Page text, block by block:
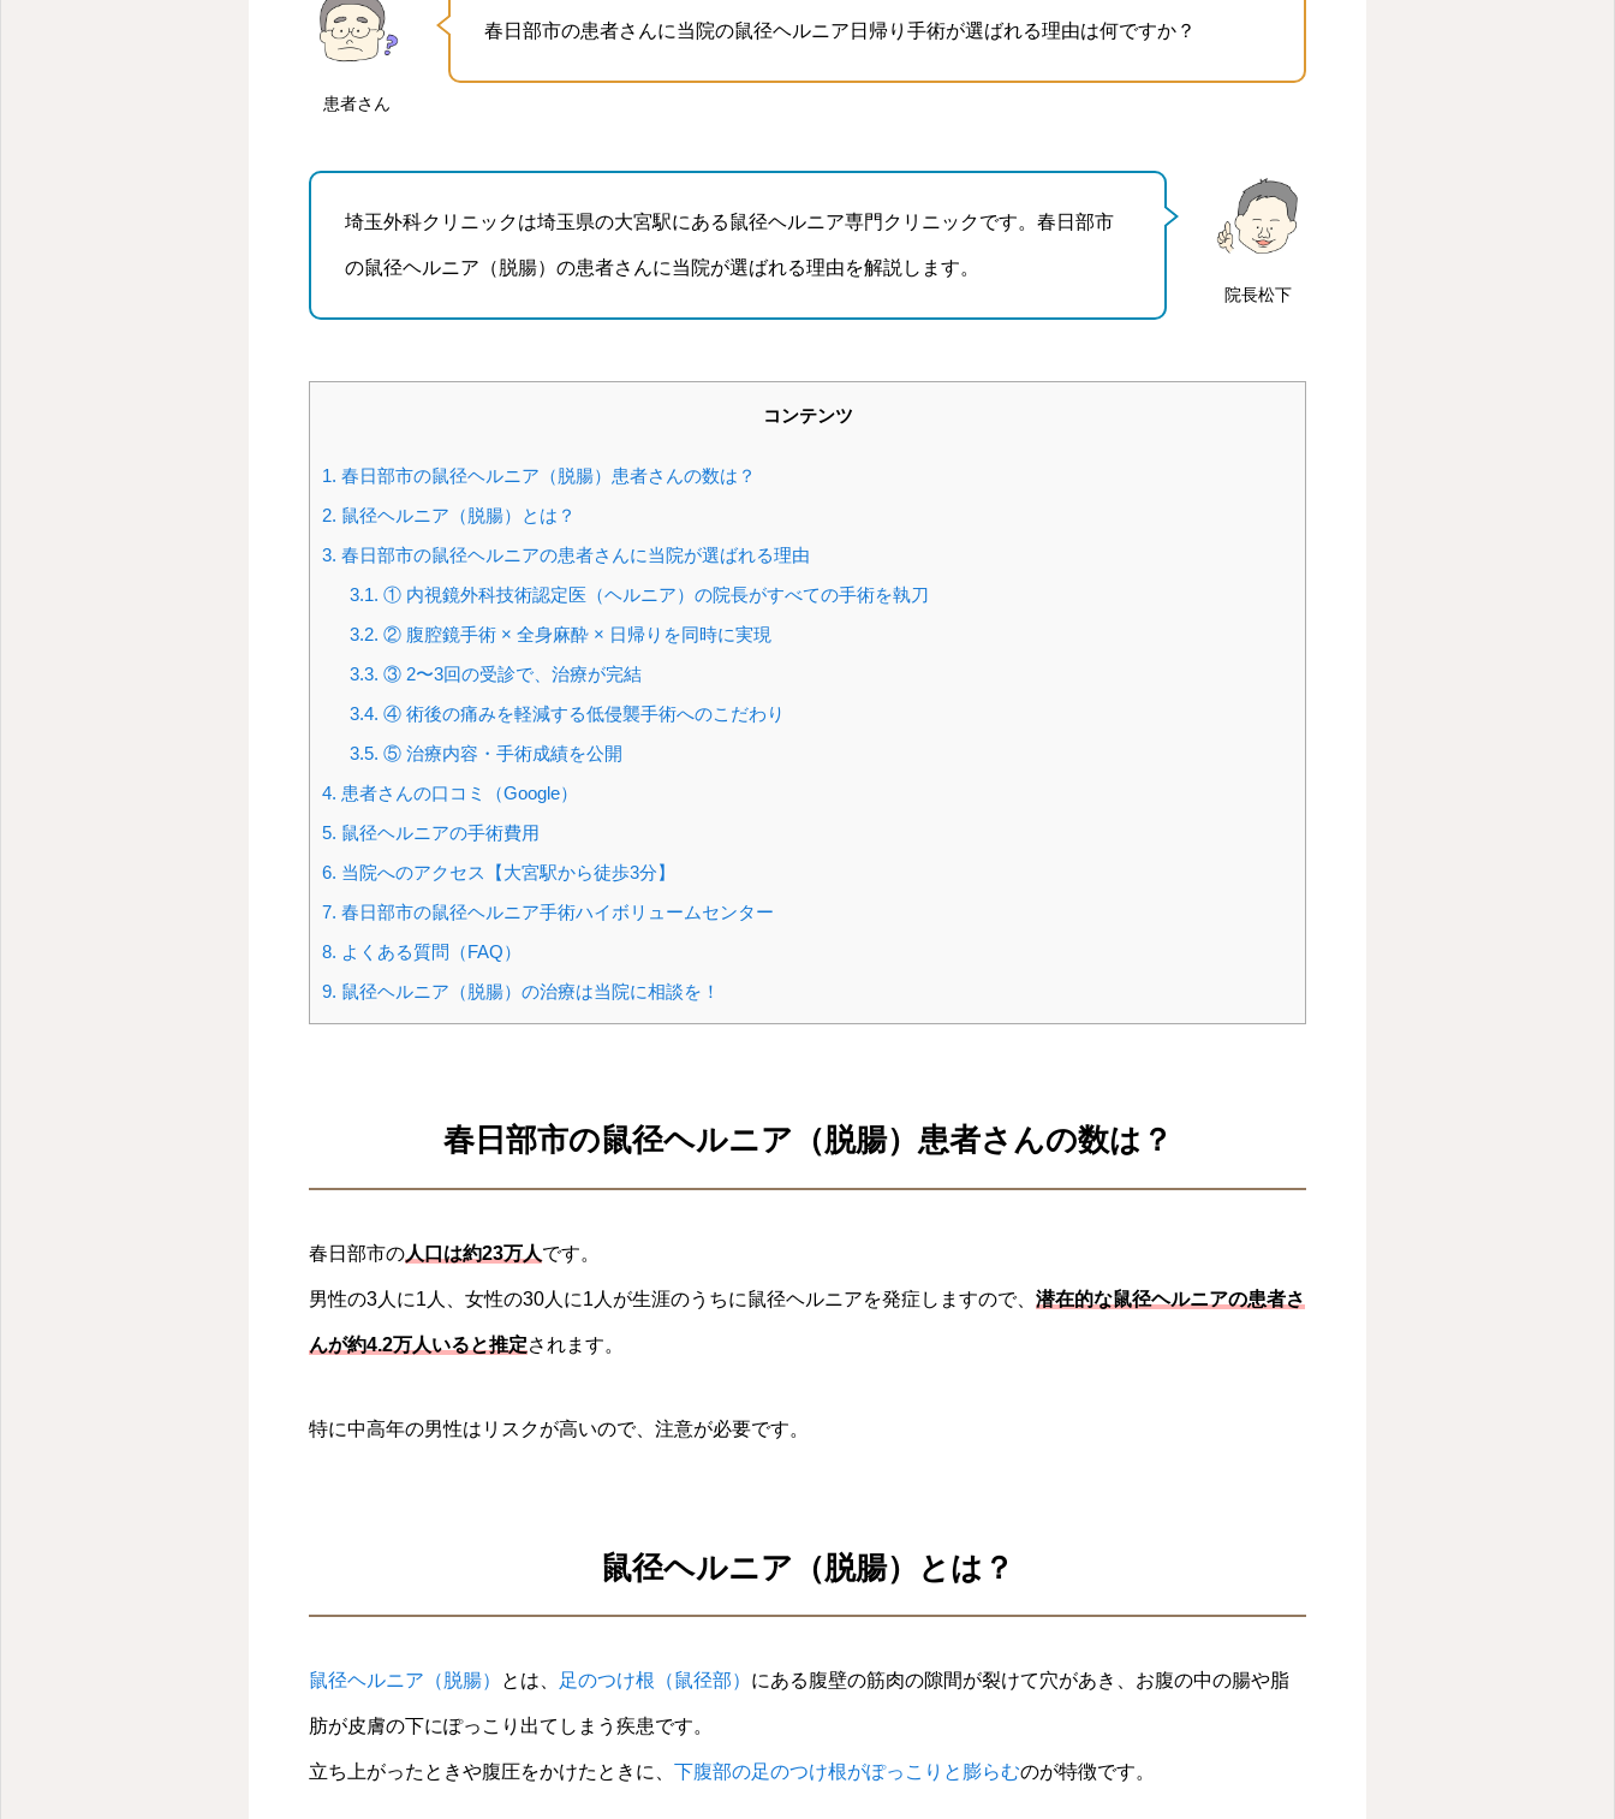
患者さん
春日部市の患者さんに当院の鼠径ヘルニア日帰り手術が選ばれる理由は何ですか？
院長松下
埼玉外科クリニックは埼玉県の大宮駅にある鼠径ヘルニア専門クリニックです。春日部市
の鼠径ヘルニア（脱腸）の患者さんに当院が選ばれる理由を解説します。
コンテンツ
1. 春日部市の鼠径ヘルニア（脱腸）患者さんの数は？
2. 鼠径ヘルニア（脱腸）とは？
3. 春日部市の鼠径ヘルニアの患者さんに当院が選ばれる理由
3.1. ① 内視鏡外科技術認定医（ヘルニア）の院長がすべての手術を執刀
3.2. ② 腹腔鏡手術 × 全身麻酔 × 日帰りを同時に実現
3.3. ③ 2〜3回の受診で、治療が完結
3.4. ④ 術後の痛みを軽減する低侵襲手術へのこだわり
3.5. ⑤ 治療内容・手術成績を公開
4. 患者さんの口コミ（Google）
5. 鼠径ヘルニアの手術費用
6. 当院へのアクセス【大宮駅から徒歩3分】
7. 春日部市の鼠径ヘルニア手術ハイボリュームセンター
8. よくある質問（FAQ）
9. 鼠径ヘルニア（脱腸）の治療は当院に相談を！
春日部市の鼠径ヘルニア（脱腸）患者さんの数は？
春日部市の人口は約23万人です。
男性の3人に1人、女性の30人に1人が生涯のうちに鼠径ヘルニアを発症しますので、 潜在的な鼠径ヘルニアの患者さ
んが約4.2万人いると推定されます。
特に中高年の男性はリスクが高いので、注意が必要です。
鼠径ヘルニア（脱腸）とは？
鼠径ヘルニア（脱腸） とは、 足のつけ根（鼠径部） にある腹壁の筋肉の隙間が裂けて穴があき、お腹の中の腸や脂
肪が皮膚の下にぽっこり出てしまう疾患です。
立ち上がったときや腹圧をかけたときに、 下腹部の足のつけ根がぽっこりと膨らむのが特徴です。